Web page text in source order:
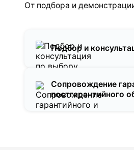
От подбора и
Подбор и
Сопровождение
постгарантийного